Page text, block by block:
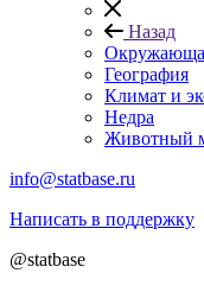
Назад
География
Климат и
Недра
Животный
info@statbase.ru
Написать в поддержку
@statbase